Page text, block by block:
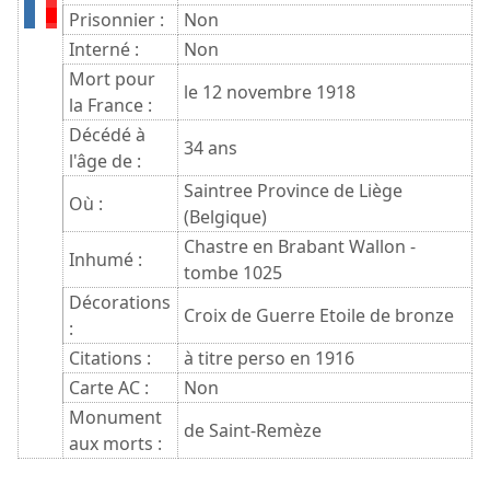
Prisonnier :
Non
Interné :
Non
Mort pour
la France :
le 12 novembre 1918
Décédé à
l'âge de :
34 ans
Où :
Saintree Province de Liège
(Belgique)
Inhumé :
Chastre en Brabant Wallon -
tombe 1025
Décorations
:
Croix de Guerre Etoile de bronze
Citations :
à titre perso en 1916
Carte AC :
Non
Monument
aux morts :
de Saint-Remèze